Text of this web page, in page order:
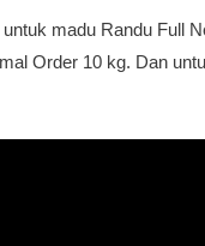
madu Randu Full
Order 10 kg. Dan